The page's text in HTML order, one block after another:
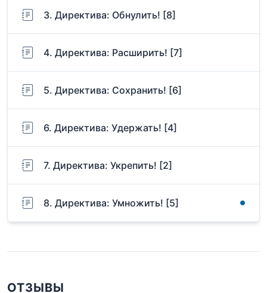
3. Директива: Обнулить! [8]
4. Директива: Расширить! [7]
5. Директива: Сохранить! [6]
6. Директива: Удержать! [4]
7. Директива: Укрепить! [2]
8. Директива: Умножить! [5]
ОТЗЫВЫ